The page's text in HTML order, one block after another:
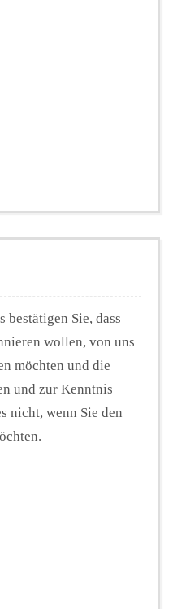
bestätigen Sie, dass
wollen, von uns
möchten und die
und zur Kenntnis
nicht, wenn Sie den